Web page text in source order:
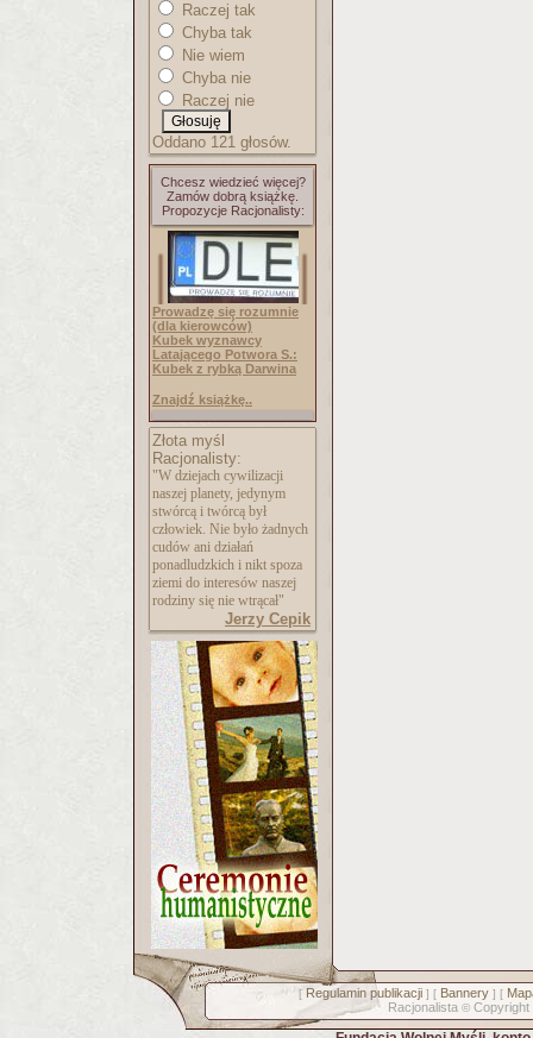
Raczej tak
Chyba tak
Nie wiem
Chyba nie
Raczej nie
Oddano 121 głosów.
Chcesz wiedzieć więcej?
Zamów dobrą książkę.
Propozycje Racjonalisty:
Prowadzę się rozumnie
(dla kierowców)
Kubek wyznawcy
Latającego Potwora S.:
Kubek z rybką Darwina
Znajdź książkę..
Złota myśl
Racjonalisty:
"W dziejach cywilizacji
naszej planety, jedynym
stwórcą i twórcą był
człowiek. Nie było żadnych
cudów ani działań
ponadludzkich i nikt spoza
ziemi do interesów naszej
rodziny się nie wtrącał"
Jerzy Cepik
[ Regulamin publikacji] [ Bannery] [
Racjonalista © Copyright